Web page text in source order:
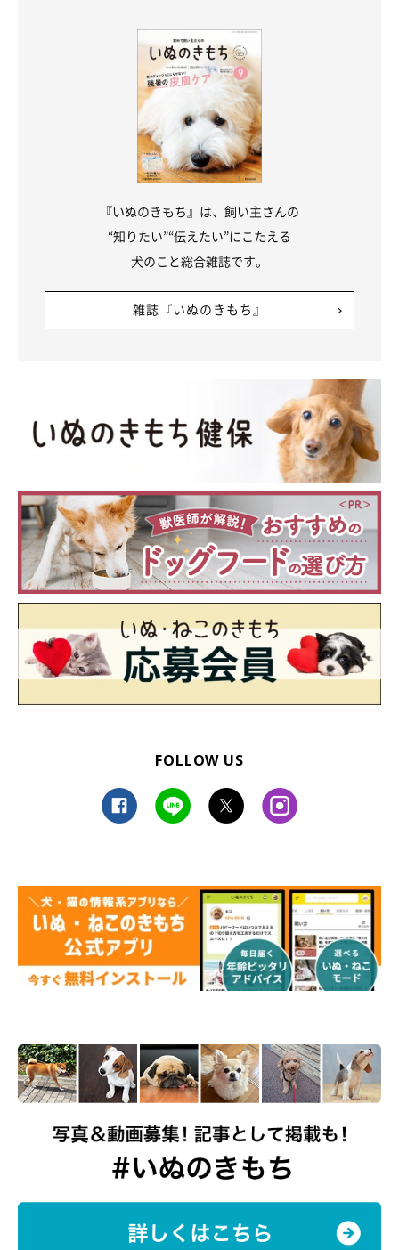
＠ruchitanoさんは、愛犬のルタちゃん＆ちのちゃんとキャンプ
を楽しんだそう。きれいな夕焼けとおいしそうな晩ごはん、そし
てかわいい愛犬たちと、まさに“映える”1枚ですね。
お気に入りのキャンプ場で過ごす夏休み
＠ringo.border
＠ringo.borderさんは、愛犬のりんごちゃんと一緒にお気に入り
のキャンプ場へ。長野県の標高の高いキャンプ場は、夏場でも涼
『いぬのきもち』は、飼い主さんの
“知りたい”“伝えたい”にこたえる
犬のこと総合雑誌です。
雑誌『いぬのきもち』
FOLLOW US